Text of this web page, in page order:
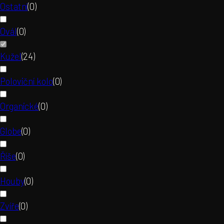
Ostatní(0)
Ovál(0)
Kužel(24)
Poloviční kolo(0)
Organické(0)
Globe(0)
Říše(0)
Houby(0)
Zvíře(0)